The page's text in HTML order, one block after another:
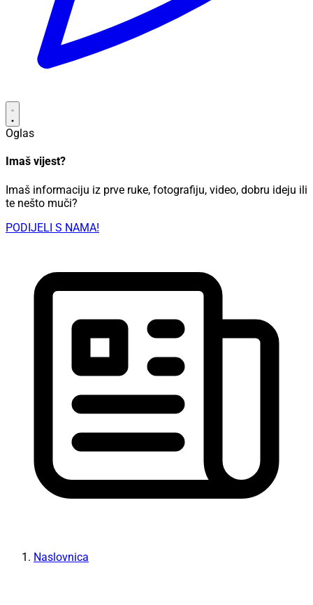
Oglas
Imaš vijest?
Imaš informaciju iz prve ruke, fotografiju, video, dobru ideju ili
te nešto muči?
PODIJELI S NAMA!
Naslovnica